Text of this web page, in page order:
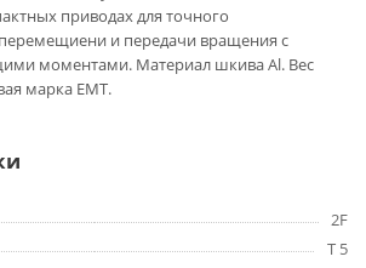
приводах для точного
и передачи вращения с
моментами. Материал шкива Al. Вес
марка EMT.
2F
T 5